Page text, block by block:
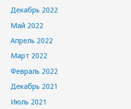
Декабрь 2022
Май 2022
Апрель 2022
Март 2022
Февраль 2022
Декабрь 2021
Июль 2021